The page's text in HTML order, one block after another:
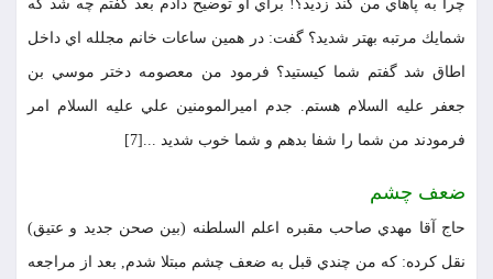
چرا به پاهاي من كند زديد؟! براي او توضيح دادم بعد گفتم چه شد كه
شمايك مرتبه بهتر شديد؟ گفت: در همين ساعات خانم مجلله اي داخل
اطاق شد گفتم شما كيستيد؟ فرمود من معصومه دختر موسي بن
جعفر عليه السلام هستم. جدم اميرالمومنين علي عليه السلام امر
فرمودند من شما را شفا بدهم و شما خوب شديد ...[7]
ضعف چشم
حاج آقا مهدي صاحب مقبره اعلم السلطنه (بين صحن جديد و عتيق)
نقل كرده: كه من چندي قبل به ضعف چشم مبتلا شدم, بعد از مراجعه